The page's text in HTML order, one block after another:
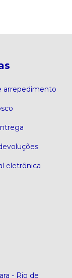
arrepedimento
eletrônica
- Rio de